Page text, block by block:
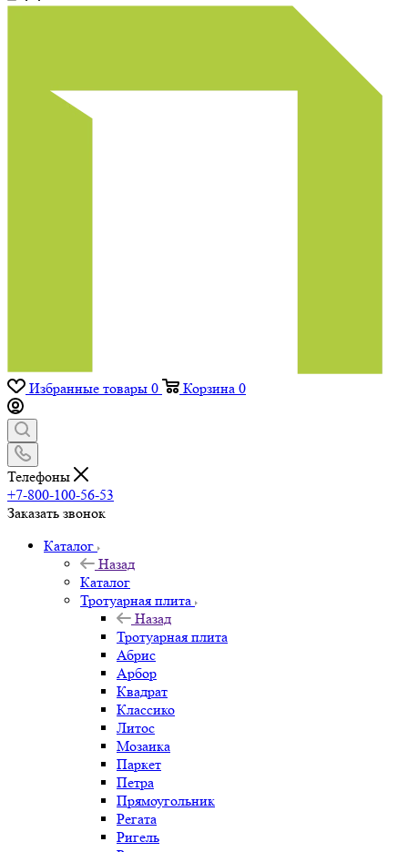
Избранные товары 0 Корзина 0
Телефоны
+7-800-100-56-53
Заказать звонок
Каталог
Назад
Каталог
Тротуарная плита
Назад
Тротуарная плита
Абрис
Арбор
Квадрат
Классико
Литос
Мозаика
Паркет
Петра
Прямоугольник
Регата
Ригель